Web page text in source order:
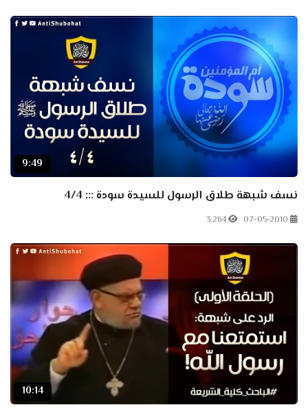
9:49
نسف شبهة طلاق الرسول للسيدة سودة ::: 4/4
07-05-2010
3.264
10:14